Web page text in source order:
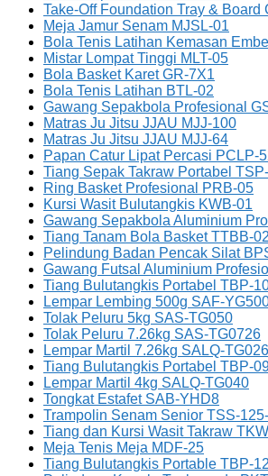
Take-Off Foundation Tray & Board
Meja Jamur Senam MJSL-01
Bola Tenis Latihan Kemasan
Mistar Lompat Tinggi MLT-05
Bola Basket Karet GR-7X1
Bola Tenis Latihan BTL-02
Gawang Sepakbola Profesional
Matras Ju Jitsu JJAU MJJ-100
Matras Ju Jitsu JJAU MJJ-64
Papan Catur Lipat Percasi PCLP-
Tiang Sepak Takraw Portabel
Ring Basket Profesional PRB-05
Kursi Wasit Bulutangkis KWB-01
Gawang Sepakbola Aluminium
Tiang Tanam Bola Basket TTBB-02
Pelindung Badan Pencak Silat
Gawang Futsal Aluminium
Tiang Bulutangkis Portabel TBP-
Lempar Lembing 500g SAF-
Tolak Peluru 5kg SAS-TG050
Tolak Peluru 7.26kg SAS-TG0726
Lempar Martil 7.26kg SALQ-TG026
Tiang Bulutangkis Portabel TBP-
Lempar Martil 4kg SALQ-TG040
Tongkat Estafet SAB-YHD8
Trampolin Senam Senior TSS-
Tiang dan Kursi Wasit Takraw
Meja Tenis Meja MDF-25
Tiang Bulutangkis Portable TBP-12